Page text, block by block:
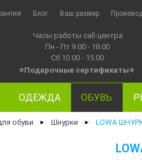
Блог Ваш размер
Часы работы call-центра
Пн - Пт 9.00 - 18.00
Сб 10.00 - 15.00
⭐Подарочные сертификаты⭐
ОДЕЖДА ОБУВЬ
обуви ► Шнурки ► LOWA